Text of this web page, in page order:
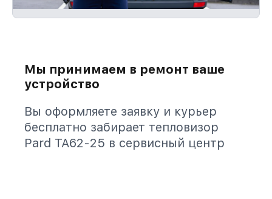
Мы принимаем в ремонт ваше
устройство
Вы оформляете заявку и курьер
бесплатно забирает тепловизор
Pard TA62-25 в сервисный центр